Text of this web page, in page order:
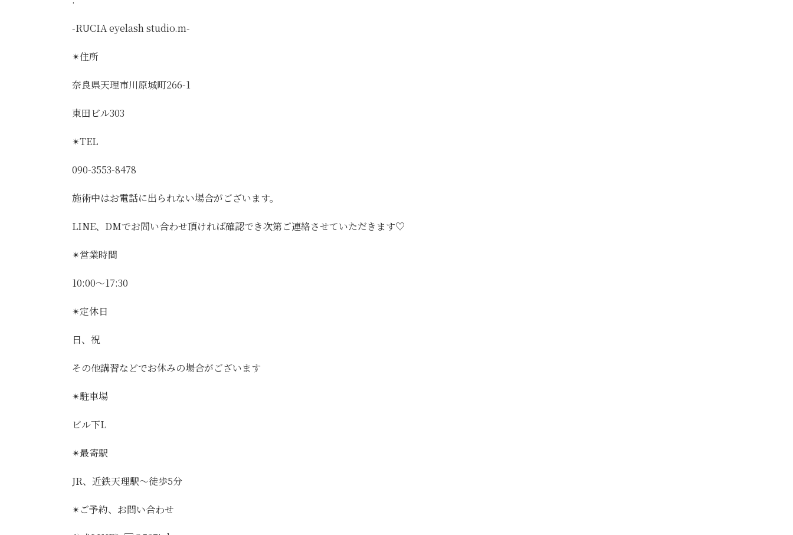
-RUCIA eyelash studio.m-
✴︎住所
奈良県天理市川原城町266-1
東田ビル303
✴︎TEL
090-3553-8478
施術中はお電話に出られない場合がございます。
LINE、DMでお問い合わせ頂ければ確認でき次第ご連絡させていただきます♡
✴︎営業時間
10:00〜17:30
✴︎定休日
日、祝
その他講習などでお休みの場合がございます
✴︎駐車場
ビル下L
✴︎最寄駅
JR、近鉄天理駅〜徒歩5分
✴︎ご予約、お問い合わせ